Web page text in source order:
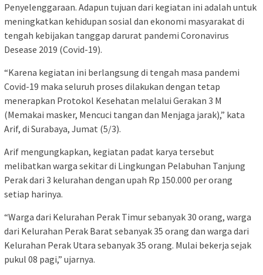
Penyelenggaraan. Adapun tujuan dari kegiatan ini adalah untuk
meningkatkan kehidupan sosial dan ekonomi masyarakat di
tengah kebijakan tanggap darurat pandemi Coronavirus
Desease 2019 (Covid-19).
“Karena kegiatan ini berlangsung di tengah masa pandemi
Covid-19 maka seluruh proses dilakukan dengan tetap
menerapkan Protokol Kesehatan melalui Gerakan 3 M
(Memakai masker, Mencuci tangan dan Menjaga jarak),” kata
Arif, di Surabaya, Jumat (5/3).
Arif mengungkapkan, kegiatan padat karya tersebut
melibatkan warga sekitar di Lingkungan Pelabuhan Tanjung
Perak dari 3 kelurahan dengan upah Rp 150.000 per orang
setiap harinya.
“Warga dari Kelurahan Perak Timur sebanyak 30 orang, warga
dari Kelurahan Perak Barat sebanyak 35 orang dan warga dari
Kelurahan Perak Utara sebanyak 35 orang. Mulai bekerja sejak
pukul 08 pagi,” ujarnya.